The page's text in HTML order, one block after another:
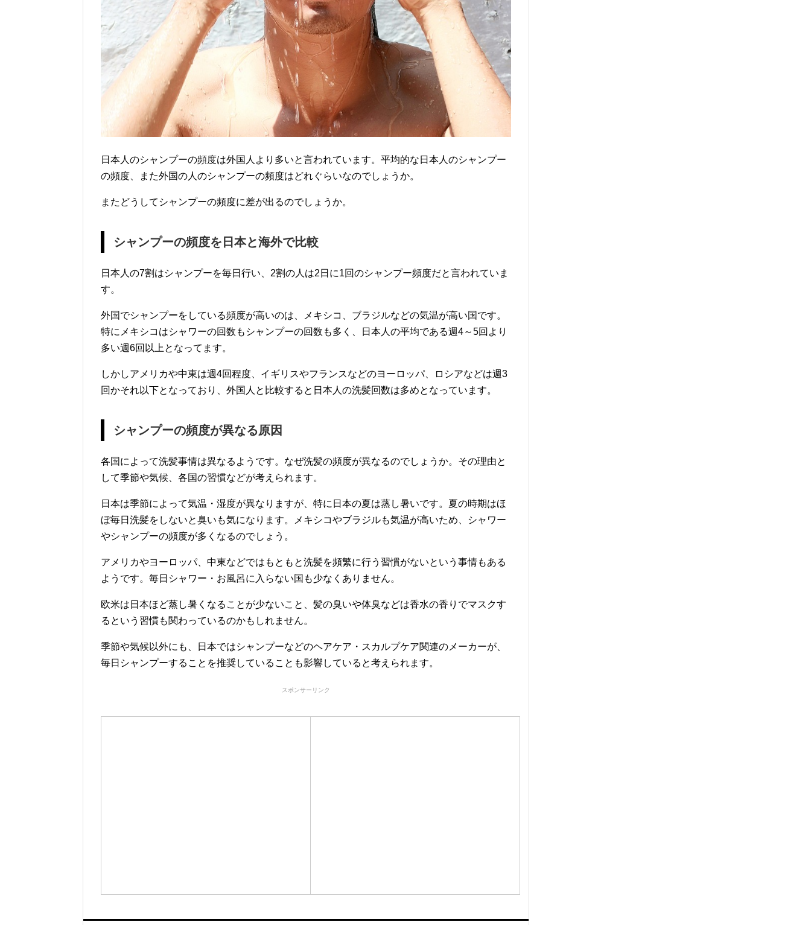
日本人のシャンプーの頻度は外国人より多いと言われています。平均的な日本人のシャンプー
の頻度、また外国の人のシャンプーの頻度はどれぐらいなのでしょうか。
またどうしてシャンプーの頻度に差が出るのでしょうか。
シャンプーの頻度を日本と海外で比較
日本人の7割はシャンプーを毎日行い、2割の人は2日に1回のシャンプー頻度だと言われていま
す。
外国でシャンプーをしている頻度が高いのは、メキシコ、ブラジルなどの気温が高い国です。
特にメキシコはシャワーの回数もシャンプーの回数も多く、日本人の平均である週4～5回より
多い週6回以上となってます。
しかしアメリカや中東は週4回程度、イギリスやフランスなどのヨーロッパ、ロシアなどは週3
回かそれ以下となっており、外国人と比較すると日本人の洗髪回数は多めとなっています。
シャンプーの頻度が異なる原因
各国によって洗髪事情は異なるようです。なぜ洗髪の頻度が異なるのでしょうか。その理由と
して季節や気候、各国の習慣などが考えられます。
日本は季節によって気温・湿度が異なりますが、特に日本の夏は蒸し暑いです。夏の時期はほ
ぼ毎日洗髪をしないと臭いも気になります。メキシコやブラジルも気温が高いため、シャワー
やシャンプーの頻度が多くなるのでしょう。
アメリカやヨーロッパ、中東などではもともと洗髪を頻繁に行う習慣がないという事情もある
ようです。毎日シャワー・お風呂に入らない国も少なくありません。
欧米は日本ほど蒸し暑くなることが少ないこと、髪の臭いや体臭などは香水の香りでマスクす
るという習慣も関わっているのかもしれません。
季節や気候以外にも、日本ではシャンプーなどのヘアケア・スカルプケア関連のメーカーが、
毎日シャンプーすることを推奨していることも影響していると考えられます。
スポンサーリンク